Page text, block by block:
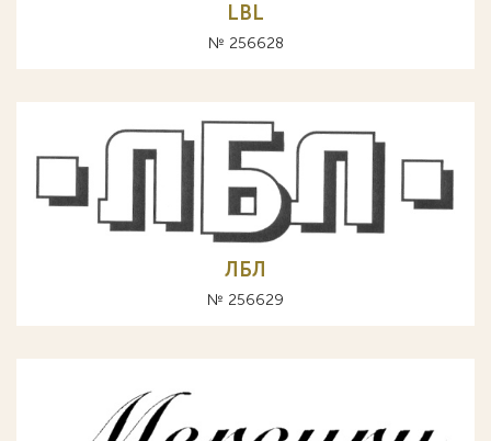
LBL
№ 256628
ЛБЛ
№ 256629